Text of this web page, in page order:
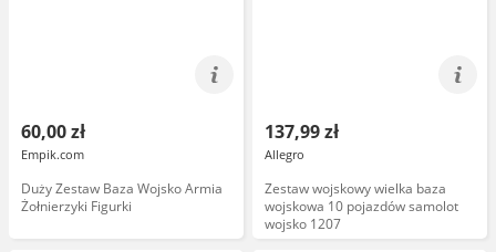
60,00 zł
Empik.com
Duży Zestaw Baza Wojsko Armia
Żołnierzyki Figurki
137,99 zł
Allegro
Zestaw wojskowy wielka baza
wojskowa 10 pojazdów samolot
wojsko 1207